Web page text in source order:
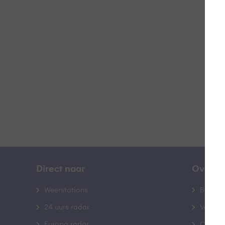
Direct naar
Weerstations
24 uurs radar
Over